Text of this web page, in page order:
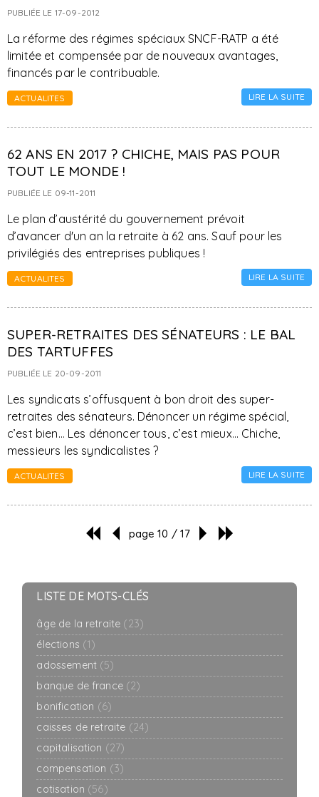
PUBLIÉE LE 17-09-2012
La réforme des régimes spéciaux SNCF-RATP a été
limitée et compensée par de nouveaux avantages,
financés par le contribuable.
ACTUALITES LIRE LA SUITE
62 ANS EN 2017 ? CHICHE, MAIS PAS POUR
TOUT LE MONDE !
PUBLIÉE LE 09-11-2011
Le plan d’austérité du gouvernement prévoit
d’avancer d'un an la retraite à 62 ans. Sauf pour les
privilégiés des entreprises publiques !
ACTUALITES LIRE LA SUITE
SUPER-RETRAITES DES SÉNATEURS : LE BAL
DES TARTUFFES
PUBLIÉE LE 20-09-2011
Les syndicats s’offusquent à bon droit des super-
retraites des sénateurs. Dénoncer un régime spécial,
c’est bien… Les dénoncer tous, c’est mieux… Chiche,
messieurs les syndicalistes ?
ACTUALITES LIRE LA SUITE
page 10 / 17
LISTE DE MOTS-CLÉS
âge de la retraite (23)
élections (1)
adossement (5)
banque de france (2)
bonification (6)
caisses de retraite (24)
capitalisation (27)
compensation (3)
cotisation (56)